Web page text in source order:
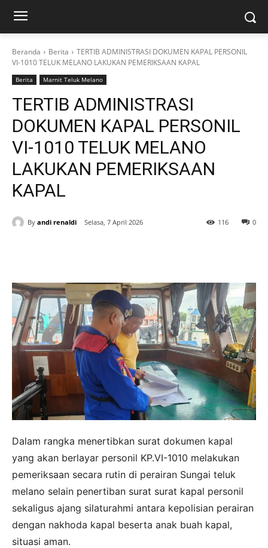
Beranda Berita
TERTIB ADMINISTRASI DOKUMEN KAPAL PERSONIL
VI-1010 TELUK MELANO LAKUKAN PEMERIKSAAN KAPAL
Berita Marnit Teluk Melano
TERTIB ADMINISTRASI
DOKUMEN KAPAL PERSONIL
VI-1010 TELUK MELANO
LAKUKAN PEMERIKSAAN
KAPAL
By andi renaldi Selasa, 7 April 2026 0
116
Dalam rangka menertibkan surat dokumen kapal
yang akan berlayar personil KP.VI-1010 melakukan
pemeriksaan secara rutin di perairan Sungai teluk
melano selain penertiban surat surat kapal personil
sekaligus ajang silaturahmi antara kepolisian perairan
dengan nakhoda kapal beserta anak buah kapal,
situasi aman.